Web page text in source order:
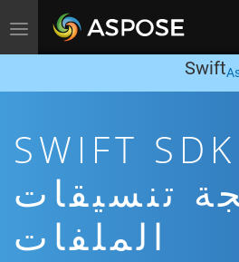
Toggle navigation
Swift
SWIFT SDK
تنسيقات
الملفات